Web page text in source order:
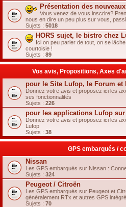
Présentation des nouveaux
Vous venez de vous inscrire?
nous en dire un peu plus sur vous,
Sujets : 5018
HORS sujet, le bistro chez
Ici on peu parler de tout, on se
courtoisie !
Sujets : 89
Vos avis, Propositions, Axes
pour le Site Lufop, le Forum et
Donnez votre avis et proposez ici les
ses fonctionnalités
Sujets : 226
pour les applications Lufop
Donnez votre avis et proposez ici les
Lufop
Sujets : 38
GPS embarqués /
Nissan
Les GPS embarqués sur Nissan :
Sujets : 324
Peugeot / Citroën
Les GPS embarqués sur Peugeot et
généralement RTx et autres GPS
Sujets : 70